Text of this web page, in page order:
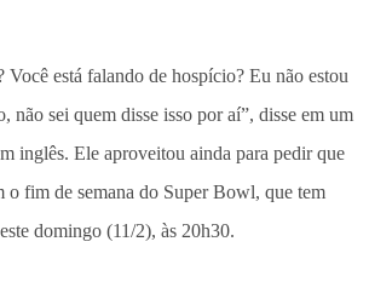
está falando de hospício? Eu não estou
não sei quem disse isso por aí”, disse em um
inglês. Ele aproveitou ainda para pedir que
o fim de semana do Super Bowl, que tem
domingo (11/2), às 20h30.